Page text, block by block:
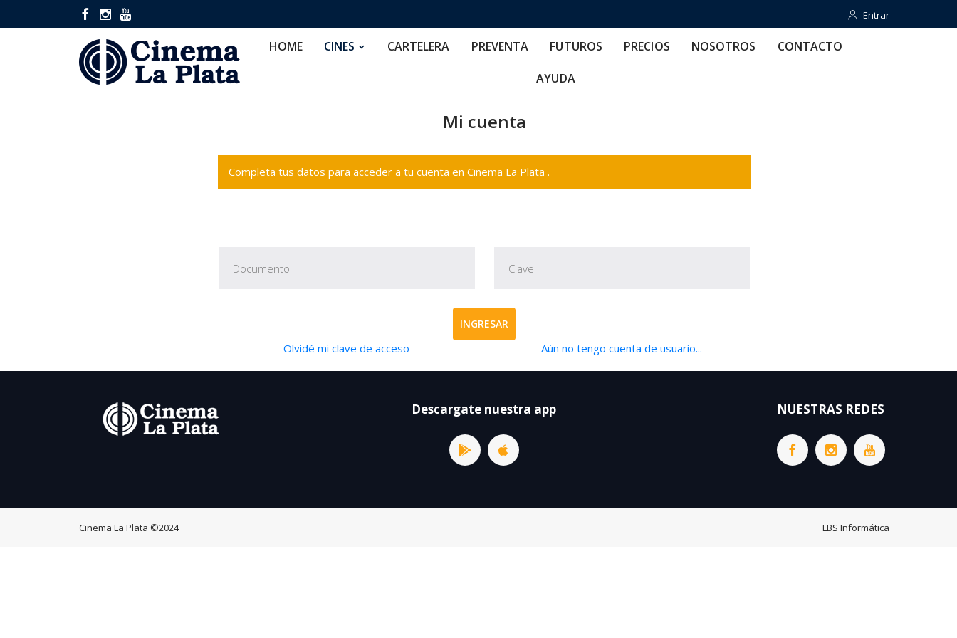
Entrar
Entrar
HOME CINES CARTELERA PREVENTA FUTUROS PRECIOS NOSOTROS CONTACTO
AYUDA
Mi cuenta
Completa tus datos para acceder a tu cuenta en Cinema La Plata .
INGRESAR
Olvidé mi clave de acceso Aún no tengo cuenta de usuario...
Descargate nuestra app NUESTRAS REDES
Cinema La Plata ©2024 LBS Informática